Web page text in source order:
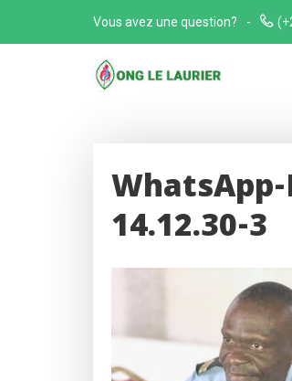
Vous avez une question?
14.12.30-3